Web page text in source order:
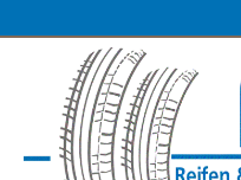
Zur Hauptnavigation